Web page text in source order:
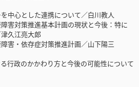
中心とした連携について／白川教人
害対策推進基本計画の現状と今後：特に
久江亮大郎
害・依存症対策推進計画／山下陽三
行政のかかわり方と今後の可能性について